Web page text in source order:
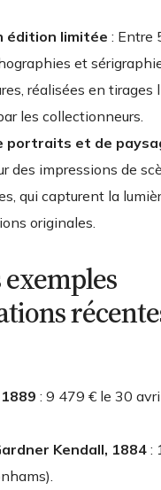
édition limitée : Entre
et
réalisées en tirages
les collectionneurs.
portraits et de
des impressions de
qui capturent la
originales.
exemples
: 9 479 € le 30
Kendall, 1884 :